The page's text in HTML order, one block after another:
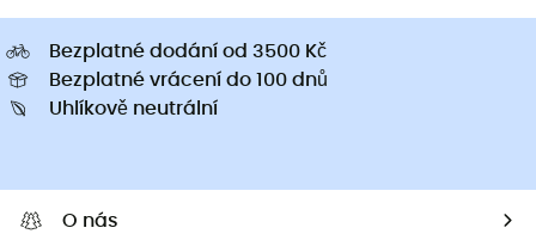
Bezplatné dodání od 3500 Kč
Bezplatné vrácení do 100 dnů
Uhlíkově neutrální
O nás